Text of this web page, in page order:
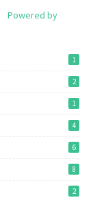
Powered by
1
2
1
4
6
8
2